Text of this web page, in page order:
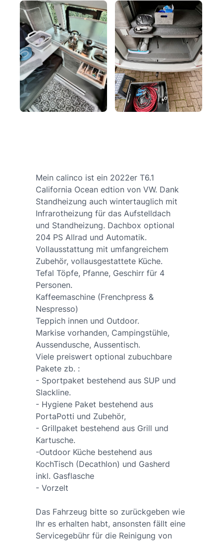
Mein calinco ist ein 2022er T6.1
California Ocean edtion von VW. Dank
Standheizung auch wintertauglich mit
Infrarotheizung für das Aufstelldach
und Standheizung. Dachbox optional
204 PS Allrad und Automatik.
Vollausstattung mit umfangreichem
Zubehör, vollausgestattete Küche.
Tefal Töpfe, Pfanne, Geschirr für 4
Personen.
Kaffeemaschine (Frenchpress &
Nespresso)
Teppich innen und Outdoor.
Markise vorhanden, Campingstühle,
Aussendusche, Aussentisch.
Viele preiswert optional zubuchbare
Pakete zb. :
- Sportpaket bestehend aus SUP und
Slackline.
- Hygiene Paket bestehend aus
PortaPotti und Zubehör,
- Grillpaket bestehend aus Grill und
Kartusche.
-Outdoor Küche bestehend aus
KochTisch (Decathlon) und Gasherd
inkl. Gasflasche
- Vorzelt
Das Fahrzeug bitte so zurückgeben wie
Ihr es erhalten habt, ansonsten fällt eine
Servicegebühr für die Reinigung von